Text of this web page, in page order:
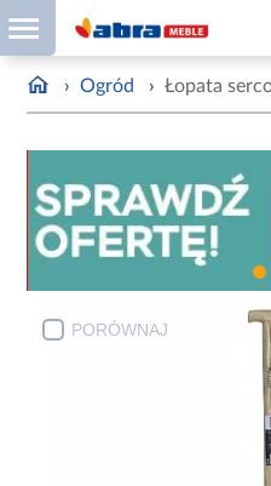
› Ogród › Łopata
PORÓWNAJ